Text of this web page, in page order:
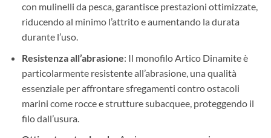
con mulinelli da pesca, garantisce prestazioni ottimizzate,
riducendo al minimo l’attrito e aumentando la durata
durante l’uso.
Resistenza all’abrasione: Il monofilo Artico Dinamite è
particolarmente resistente all’abrasione, una qualità
essenziale per affrontare sfregamenti contro ostacoli
marini come rocce e strutture subacquee, proteggendo il
filo dall’usura.